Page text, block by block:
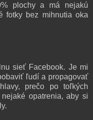
plochy a má nejakú
fotky bez mihnutia oka
sieť Facebook. Je mi
ľudí a propagovať
prečo po toľkých
opatrenia, aby si